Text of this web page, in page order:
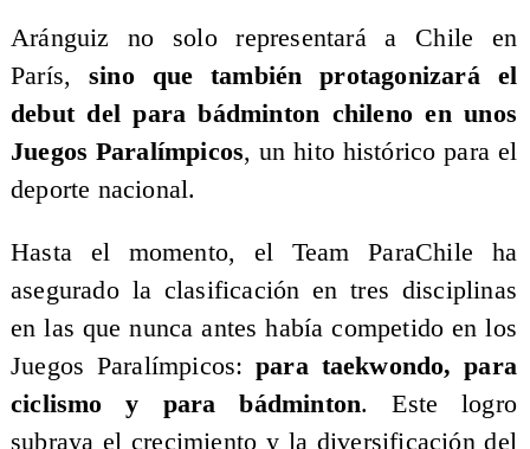
Aránguiz no solo representará a Chile en
París, sino que también protagonizará el
debut del para bádminton chileno en unos
Juegos Paralímpicos, un hito histórico para el
deporte nacional.
Hasta el momento, el Team ParaChile ha
asegurado la clasificación en tres disciplinas
en las que nunca antes había competido en los
Juegos Paralímpicos: para taekwondo, para
ciclismo y para bádminton. Este logro
subraya el crecimiento y la diversificación del